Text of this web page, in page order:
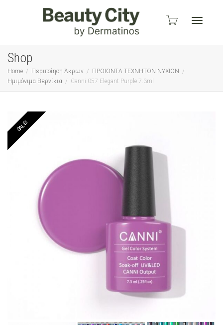
Shop
Home Περιποίηση Άκρων
ΠΡΟΙΟΝΤΑ ΤΕΧΝΗΤΩΝ ΝΥΧΙΩΝ
Ημιμόνιμα Βερνίκια
Canni 057 Elegant Purple 7.3ml
SALE!